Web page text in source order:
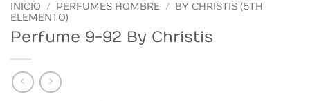
INICIO / PERFUMES HOMBRE / BY CHRISTIS (5TH
ELEMENTO)
Perfume 9-92 By Christis